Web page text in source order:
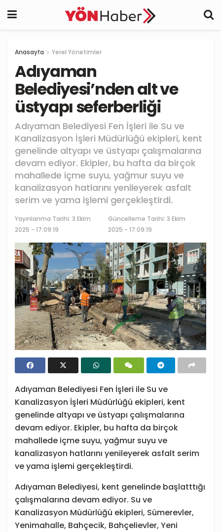
Anasayfa Yerel Yönetimler
Adıyaman
Belediyesi’nden alt ve
üstyapı seferberliği
Adıyaman Belediyesi Fen İşleri ile Su ve
Kanalizasyon İşleri Müdürlüğü ekipleri, kent
genelinde altyapı ve üstyapı çalışmalarına
devam ediyor. Ekipler, bu hafta da birçok
mahallede içme suyu, yağmur suyu ve
kanalizasyon hatlarını yenileyerek asfalt
serim ve yama işlemi gerçekleştirdi.
Yayınlanma Tarihi: 3 Ekim
2025 - 17:09:19
Güncelleme Tarihi: 3 Ekim
2025 - 17:09:19
Adıyaman Belediyesi Fen İşleri ile Su ve
Kanalizasyon İşleri Müdürlüğü ekipleri, kent
genelinde altyapı ve üstyapı çalışmalarına
devam ediyor. Ekipler, bu hafta da birçok
mahallede içme suyu, yağmur suyu ve
kanalizasyon hatlarını yenileyerek asfalt serim
ve yama işlemi gerçekleştirdi.
Adıyaman Belediyesi, kent genelinde başlatttığı
çalışmalarına devam ediyor. Su ve
Kanalizasyon Müdürlüğü ekipleri, Sümerevler,
Yenimahalle, Bahçecik, Bahçelievler, Yeni